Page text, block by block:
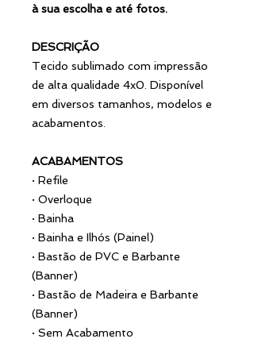
à sua escolha e até fotos.
DESCRIÇÃO
Tecido sublimado com impressão
de alta qualidade 4x0. Disponível
em diversos tamanhos, modelos e
acabamentos.
ACABAMENTOS
· Refile
· Overloque
· Bainha
· Bainha e Ilhós (Painel)
· Bastão de PVC e Barbante
(Banner)
· Bastão de Madeira e Barbante
(Banner)
· Sem Acabamento